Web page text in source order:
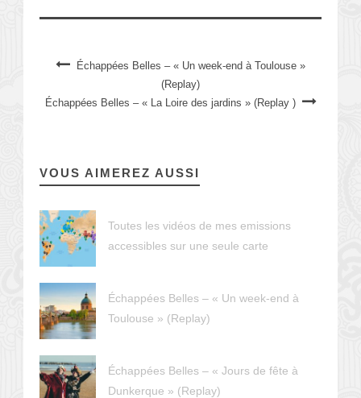
Échappées Belles – « Un week-end à Toulouse »
(Replay)
Échappées Belles – « La Loire des jardins » (Replay )
VOUS AIMEREZ AUSSI
Toutes les vidéos de mes emissions
accessibles sur une seule carte
Échappées Belles – « Un week-end à
Toulouse » (Replay)
Échappées Belles – « Jours de fête à
Dunkerque » (Replay)